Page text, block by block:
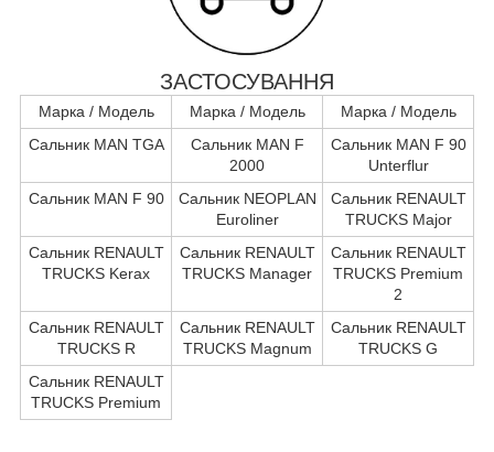
ЗАСТОСУВАННЯ
Марка / Модель Марка / Модель
Марка / Модель
Сальник MAN TGA
Сальник MAN F
2000
Сальник MAN F 90
Unterflur
Сальник MAN F 90
Сальник NEOPLAN
Euroliner
Сальник RENAULT
TRUCKS Major
Сальник RENAULT
TRUCKS Kerax
Сальник RENAULT
TRUCKS Manager
Сальник RENAULT
TRUCKS Premium
2
Сальник RENAULT
TRUCKS R
Сальник RENAULT
TRUCKS Magnum
Сальник RENAULT
TRUCKS G
Сальник RENAULT
TRUCKS Premium